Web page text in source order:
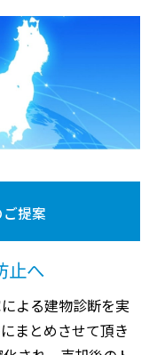
提案
止へ
よる建物診断を実
まとめさせて頂き